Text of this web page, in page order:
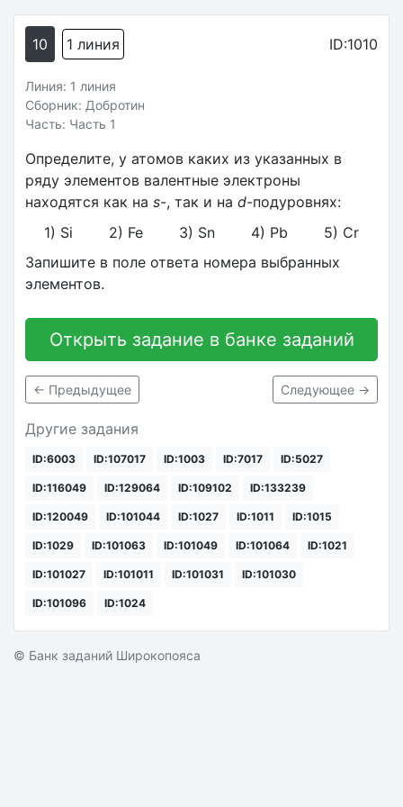
10 1 линия ID:1010
Линия: 1 линия
Сборник: Добротин
Часть: Часть 1
Определите, у атомов каких из указанных в
ряду элементов валентные электроны
находятся как на s-, так и на d-подуровнях:
1) Si 2) Fe 3) Sn 4) Pb 5) Cr
Запишите в поле ответа номера выбранных
элементов.
Открыть задание в банке заданий
← Предыдущее Следующее →
Другие задания
ID:6003 ID:107017 ID:1003 ID:7017 ID:5027
ID:116049 ID:129064 ID:109102 ID:133239
ID:120049 ID:101044 ID:1027 ID:1011 ID:1015
ID:1029 ID:101063 ID:101049 ID:101064 ID:1021
ID:101027 ID:101011 ID:101031 ID:101030
ID:101096 ID:1024
© Банк заданий Широкопояса